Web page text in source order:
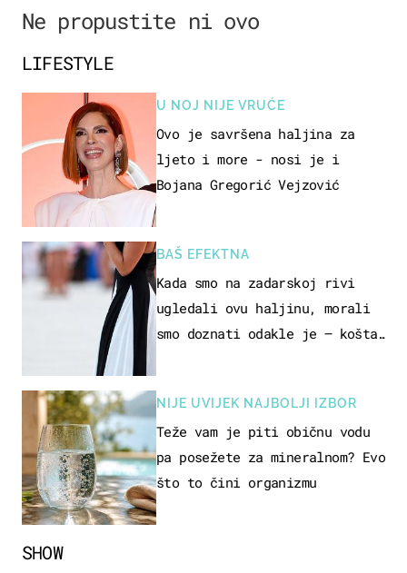
Ne propustite ni ovo
SHOW
LIFESTYLE
U NOJ NIJE VRUĆE
Ovo je savršena haljina za
ljeto i more - nosi je i
Bojana Gregorić Vejzović
BAŠ EFEKTNA
Kada smo na zadarskoj rivi
ugledali ovu haljinu, morali
smo doznati odakle je – košta
NIJE UVIJEK NAJBOLJI IZBOR
Teže vam je piti običnu vodu
pa posežete za mineralnom? Evo
što to čini organizmu